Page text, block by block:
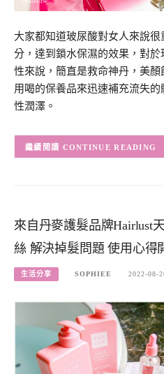
大家都知道玻尿酸對女人來說
分，達到鎖水保濕的效果，對
性來說，簡直是救命神丹，美顏
用喝的保養品來迅速補充流失
性潤澤。
CONTINUE READING
來自丹麥護髮品牌Hairlust
絲 解決掉髮問題 使用心得
生活分享 SOPHIEE 2022-08-